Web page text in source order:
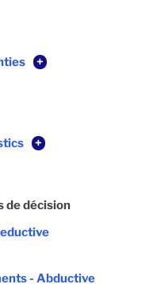
+
+
de décision
- Abductive